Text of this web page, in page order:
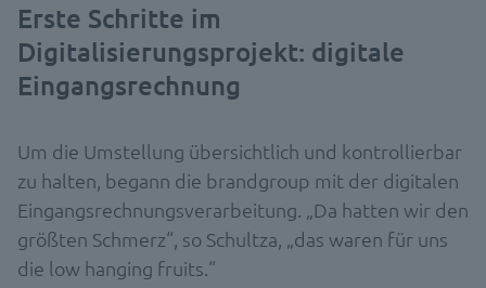
Erste Schritte im
Digitalisierungsprojekt: digitale
Eingangsrechnung
Um die Umstellung übersichtlich und kontrollierbar
zu halten, begann die brandgroup mit der digitalen
Eingangsrechnungsverarbeitung. „Da hatten wir den
größten Schmerz“, so Schultza, „das waren für uns
die low hanging fruits.“